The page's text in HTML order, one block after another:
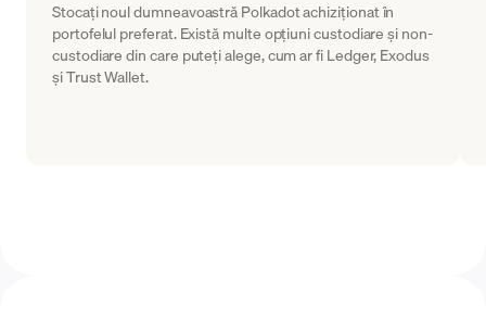
Stocați noul dumneavoastră Polkadot achiziționat în
portofelul preferat. Există multe opțiuni custodiare și non-
custodiare din care puteți alege, cum ar fi Ledger, Exodus
și Trust Wallet.